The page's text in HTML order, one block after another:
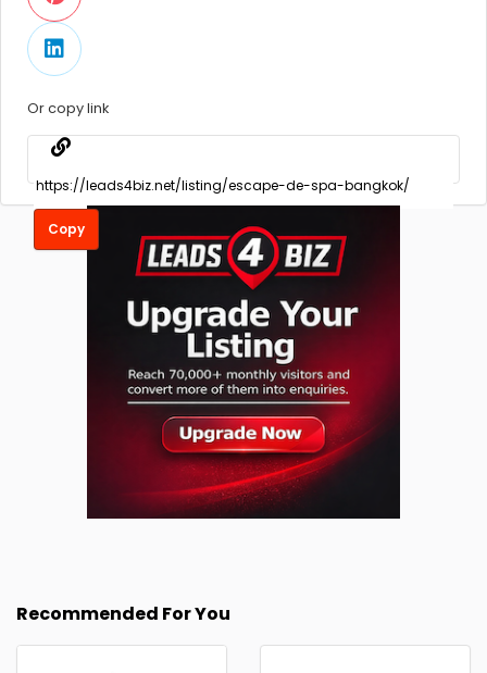
Or copy link
Copy
Recommended For You